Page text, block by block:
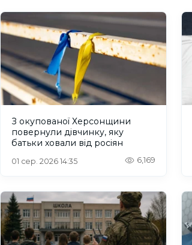
З окупованої Херсонщини
повернули дівчинку, яку
батьки ховали від росіян
01 сер. 2026 14:35 6,169